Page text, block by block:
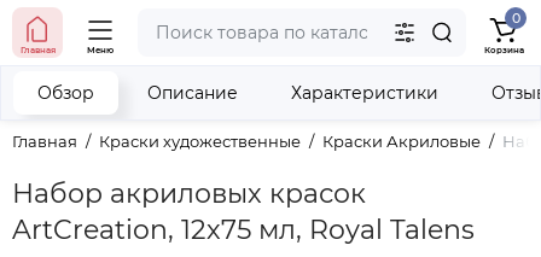
тел. (098) 673-42-06
наши контакты
Главная Меню
0
Корзина
Главная Краски художественные Краски Акриловые
Набор акриловых красок
ArtCreation, 12х75 мл, Royal Talens
Обзор Описание Характеристики